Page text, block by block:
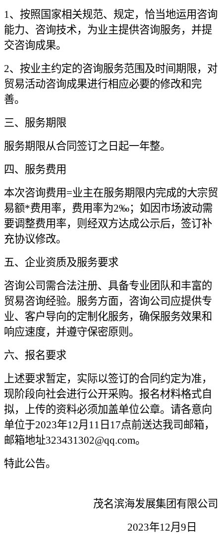
1、按照国家相关规范、规定，恰当地运用咨询
能力、咨询技术，为业主提供咨询服务，并提
交咨询成果。
2、按业主约定的咨询服务范围及时间期限，对
贸易活动咨询成果进行相应必要的修改和完
善。
三、服务期限
服务期限从合同签订之日起一年整。
四、服务费用
本次咨询费用=业主在服务期限内完成的大宗贸
易额*费用率，费用率为2‰； 如 因市场波动需
要调整费用率， 则 经双方达成公示后， 签订补
充协议修改。
五、企业资质及服务要求
咨询公司需合法注册、具备专业团队和丰富的
贸易咨询经验。服务方面，咨询公司应提供专
业、客户导向的定制化服务，确保服务效果和
响应速度，并遵守保密原则。
六、报名要求
上述要求暂定，实际以签订的合同约定为准，
现阶段向社会进行公开采购。报名材料格式自
拟，上传的资料必须加盖单位公章。请各意向
单位于2023年12月 11 日17点前送达我司邮箱，
邮箱地址323431302@qq.com。
特此公告。
茂名滨海发展集团有限公司
2023年12月 9 日